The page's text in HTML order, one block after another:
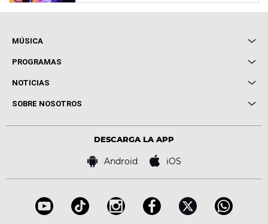
MÚSICA
Local de Ensayo Europa FM
Conciertos
PROGRAMAS
Cuerpos especiales
Locutores Europa FM
NOTICIAS
Cine y Televisión
Virales
SOBRE NOSOTROS
Bases de concursos
DESCARGA LA APP
Android iOS